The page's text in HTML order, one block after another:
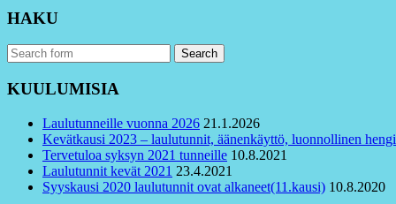
HAKU
Search
for:
KUULUMISIA
Laulutunneille vuonna 2026 21.1.2026
Kevätkausi 2023 – laulutunnit, äänenkäyttö, luonnollinen
Tervetuloa syksyn 2021 tunneille 10.8.2021
Laulutunnit kevät 2021 23.4.2021
Syyskausi 2020 laulutunnit ovat alkaneet(11.kausi) 10.8.2020